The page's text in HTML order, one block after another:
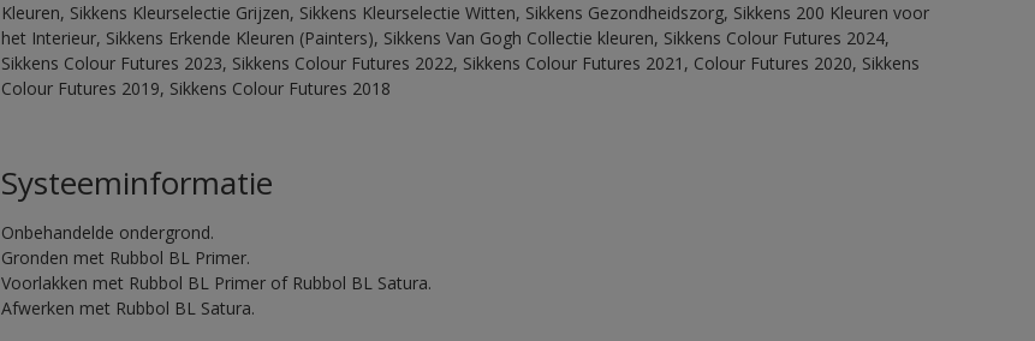
Kleuren, Sikkens Kleurselectie Grijzen, Sikkens Kleurselectie Witten, Sikkens Gezondheidszorg, Sikkens 200 Kleuren voor
het Interieur, Sikkens Erkende Kleuren (Painters), Sikkens Van Gogh Collectie kleuren, Sikkens Colour Futures 2024,
Sikkens Colour Futures 2023, Sikkens Colour Futures 2022, Sikkens Colour Futures 2021, Colour Futures 2020, Sikkens
Colour Futures 2019, Sikkens Colour Futures 2018
Systeeminformatie
Onbehandelde ondergrond.
Gronden met Rubbol BL Primer.
Voorlakken met Rubbol BL Primer of Rubbol BL Satura.
Afwerken met Rubbol BL Satura.